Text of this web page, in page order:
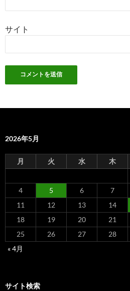
サイト
2026年5月
月 火 水 木
4
5 6 7
11
12 13 14
18
19 20 21
25
26 27 28
« 4月
サイト検索